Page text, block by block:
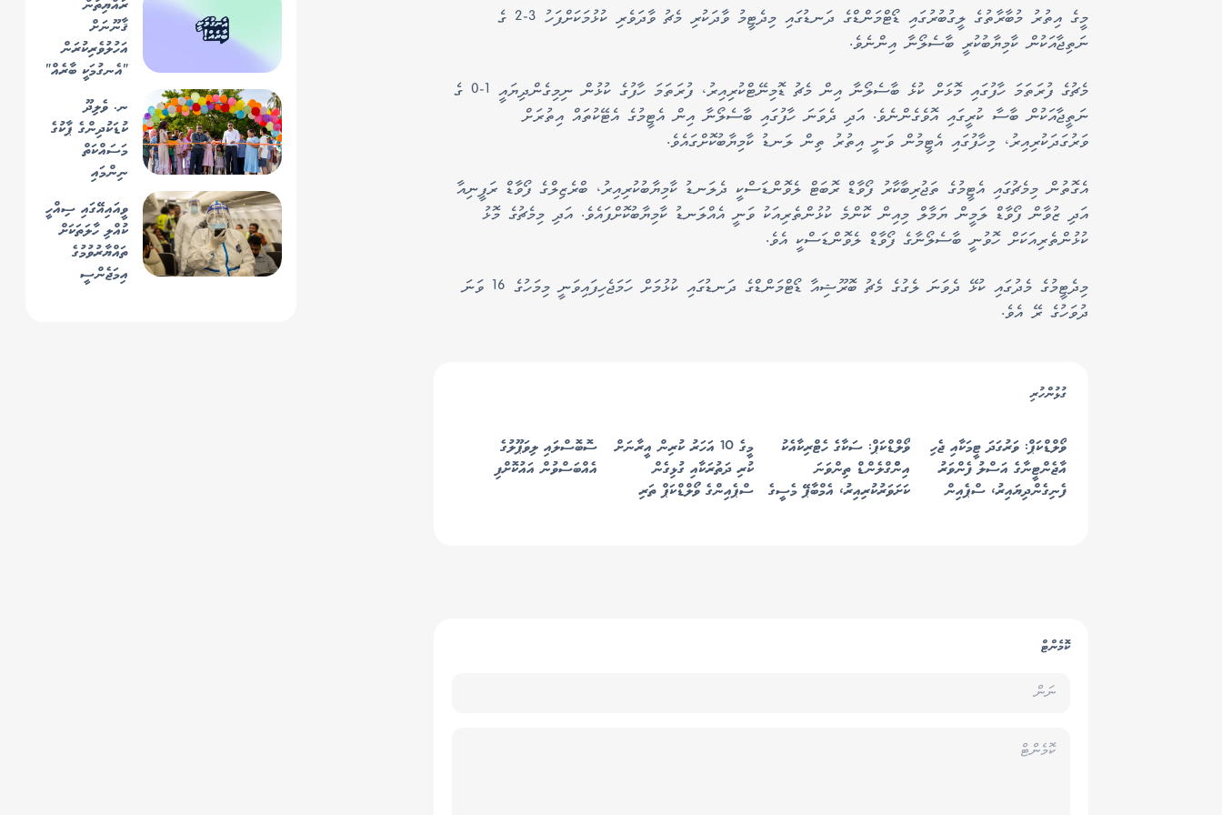
މީގެ އިތުރު މުބާރާތުގެ ލީގުބުރުގައި ޑޯޓްމަންޑްގެ ދަނޑުގައި މިދެޓީމު ވާދަކުރި މެޗު ވާދަވެރި ކުޅުމަކަށްފަހު 3-2 ގެ
ނަތިޖާއަކުން ކާމިޔާބުކުރީ ބާސެލޯނާ އިންނެވެ.
މެޗުގެ ފުރަތަމަ ހާފުގައި މޮޅަށް ކުޅެ ބާސެލޯނާ އިން މެޗު ޑޮމިނޭޓްކުރިއިރު، ފުރަތަމަ ހާފުގެ ކުޅުން ނިމިގެންދިޔައީ 1-0 ގެ
ނަތީޖާއަކުން ބާސާ ކުރީގައި އޮވެގެންނެވެ. އަދި ދެވަނަ ހާފުގައި ބާސެލޯނާ އިން އެޓީމުގެ އެޓޭކުތައް އިތުރަށް
ވަރުގަދަކުރިއިރު، މިހާފުގައި އެޓީމުން ވަނީ އިތުރު ތިން ލަނޑު ކާމިޔާބުކޮށްގައެވެ.
އެގޮތުން މިމެޗުގައި އެޓީމުގެ ތަޖުރިބާކާރު ފޯވާޑް ރޮބަޓް ލެވޮންޑަސްކީ ދެލަނޑު ކާމިޔާބުކުރިއިރު، ބްރެޒިލްގެ ފޯވާޑް ރަފީނިއާ
އަދި ޒުވާން ފޯވާޑް ލަމީން ޔަމާލް މިއިން ކޮންމެ ކުޅުންތެރިއަކު ވަނީ އެއްލަނޑު ކާމިޔާބުކޮށްފައެވެ. އަދި މިމެޗުގެ މޮޅު
ކުޅުންތެރިއަކަށް ހޮވުނީ ބާސެލޯނާގެ ފޯވާޑް ލެވޮންޑަސްކީ އެވެ.
މިދެޓީމުގެ މެދުގައި ކުޅޭ ދެވަނަ ލެގުގެ މެޗު ބޮރޫޝިއާ ޑޯޓްމަންޑްގެ ދަނޑުގައި ކުޅުމަށް ހަމަޖެހިފައިވަނީ މިމަހުގެ 16 ވަނަ
ދުވަހުގެ ރޭ އެވެ.
ކޮމެންޓް
ގުޅުންހުރި
ވޯލްޑްކަޕް: ވަރުގަދަ ޓީމަކާއި ޖެހި
އާޖެންޓީނާގެ އަސްލު ފެންވަރު
ފެނިގެންދިޔައިރު، ސްޕެއިން
ވޯލްޑްކަޕް: ސަކާގެ ހެޓްރިކާއެކު
އިންްގްލެންޑް ތިންވަނަ
ކަށަވަރުކުރިއިރު، އެމްބާޕޭ މެސީގެ
މީގެ 10 އަހަރު ކުރިން އީރާނަށް
ކުރި ދަތުރަކާއި ގުޅިގެން
ސްޕެއިންގެ ވޯލްޑްކަޕް ތަރި
ސޮބޮސްލައި ލިވަޕޫލުގެ
އެއްބަސްވުން އައުކޮށްފި
މީޓަރު ހުންނާނެ
ކަމަށް ބެލެވޭ -
ސިފައިން
ރައްޔިތުން
ޤާނޫނަށް
އަހުލުވެރިކުރަން
"އެނގުމަކީ ބާރެއް"
އިފްތިތާޙުކޮށްފި
ނ. ވެލިދޫ
ކުޑަކުދިންގެ ޕާކުގެ
މަސައްކަތް
ނިންމައި
ހުޅުވައިފި
ވީއައިއޭގައި ސިއްހީ
ކުއްލި ހާލަތަކަށް
ތައްޔާރުވުމުގެ
އިމަޖެންސީ